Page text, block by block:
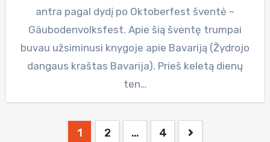
antra pagal dydį po Oktoberfest šventė –
Gäubodenvolksfest. Apie šią šventę trumpai
buvau užsiminusi knygoje apie Bavariją (Žydrojo
dangaus kraštas Bavarija). Prieš keletą dienų
ten…
1 2 … 4